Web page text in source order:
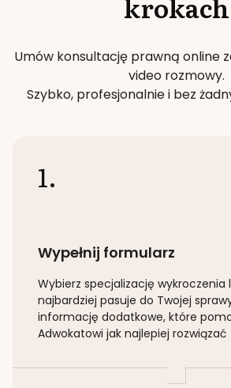
Umów konsultację prawną online
video rozmowy.
Szybko, profesjonalnie i bez
1.
Wypełnij formularz
Wybierz specjalizację wykroczenia
najbardziej pasuje do Twojej
informację dodatkowe, które
Adwokatowi jak najlepiej